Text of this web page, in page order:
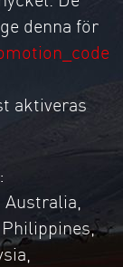
denna för
aktiveras
Australia,